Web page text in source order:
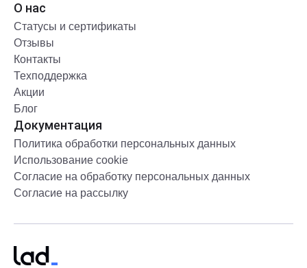
О нас
Статусы и сертификаты
Отзывы
Контакты
Техподдержка
Акции
Блог
Документация
Политика обработки персональных данных
Использование cookie
Согласие на обработку персональных данных
Согласие на рассылку